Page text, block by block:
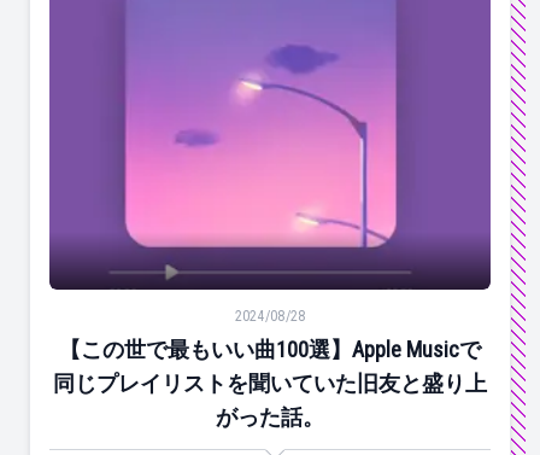
【この世で最もいい曲100選】Apple Musicで同じプレ
2024/08/28
【この世で最もいい曲100選】Apple Musicで
同じプレイリストを聞いていた旧友と盛り上
がった話。